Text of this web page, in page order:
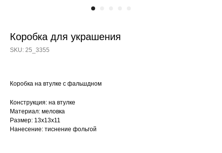
Коробка для украшения
SKU: 25_3355
Коробка на втулке с фальшдном
Конструкция: на втулке
Материал: меловка
Размер: 13х13х11
Нанесение: тиснение фольгой